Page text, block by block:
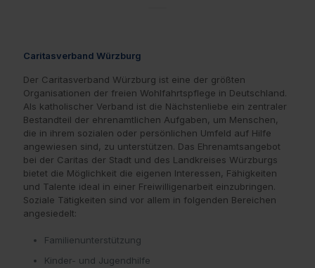
Caritasverband Würzburg
Der Caritasverband Würzburg ist eine der größten
Organisationen der freien Wohlfahrtspflege in Deutschland.
Als katholischer Verband ist die Nächstenliebe ein zentraler
Bestandteil der ehrenamtlichen Aufgaben, um Menschen,
die in ihrem sozialen oder persönlichen Umfeld auf Hilfe
angewiesen sind, zu unterstützen. Das Ehrenamtsangebot
bei der Caritas der Stadt und des Landkreises Würzburgs
bietet die Möglichkeit die eigenen Interessen, Fähigkeiten
und Talente ideal in einer Freiwilligenarbeit einzubringen.
Soziale Tätigkeiten sind vor allem in folgenden Bereichen
angesiedelt:
Familienunterstützung
Kinder- und Jugendhilfe